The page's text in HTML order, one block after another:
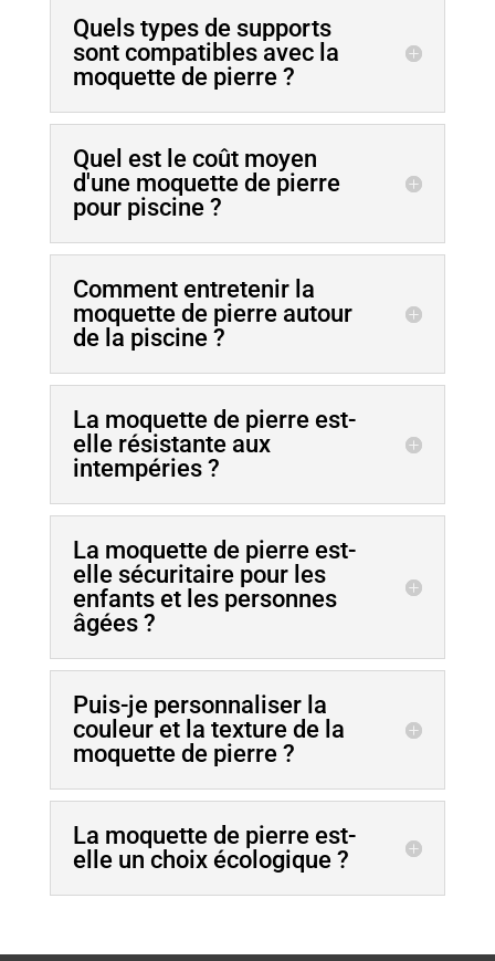
Quels types de supports
sont compatibles avec la
moquette de pierre ?
Quel est le coût moyen
d'une moquette de pierre
pour piscine ?
Comment entretenir la
moquette de pierre autour
de la piscine ?
La moquette de pierre est-
elle résistante aux
intempéries ?
La moquette de pierre est-
elle sécuritaire pour les
enfants et les personnes
âgées ?
Puis-je personnaliser la
couleur et la texture de la
moquette de pierre ?
La moquette de pierre est-
elle un choix écologique ?